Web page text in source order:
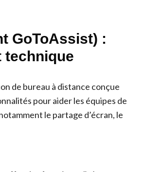
GoToAssist) :
technique
de bureau à distance conçue
pour aider les équipes de
le partage d’écran, le